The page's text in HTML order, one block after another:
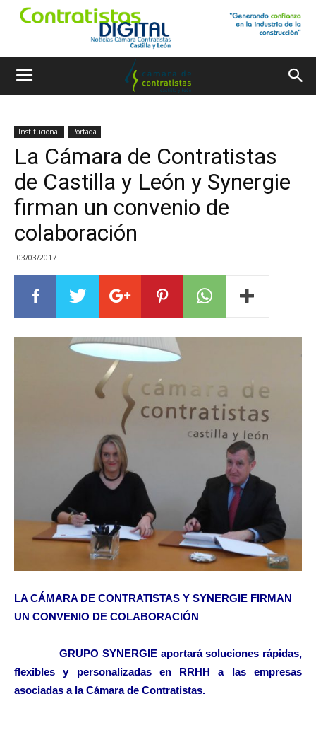
Institucional Portada
La Cámara de Contratistas
de Castilla y León y Synergie
firman un convenio de
colaboración
03/03/2017
LA CÁMARA DE CONTRATISTAS Y SYNERGIE FIRMAN
UN CONVENIO DE COLABORACIÓN
–GRUPO SYNERGIE aportará soluciones rápidas,
flexibles y personalizadas en RRHH a las empresas
asociadas a la Cámara de Contratistas.